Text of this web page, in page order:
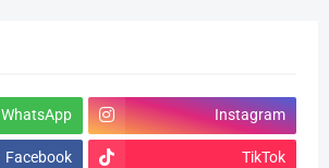
WhatsApp Instagram
Facebook TikTok